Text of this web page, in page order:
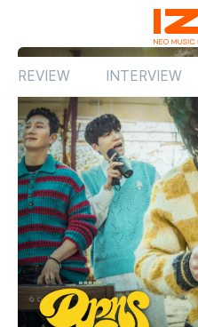
REVIEW INTERVIEW
Review 싱글 국내